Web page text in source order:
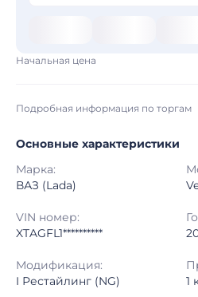
Начальная цена
Подробная информация по торгам
Начало торгов:
Конец торгов:
Тип аукциона:
Шаг торгов: 50
Основные характеристики
Марка:
ВАЗ (Lada)
VIN номер:
XTAGFL1**********
Модификация:
I Рестайлинг (NG)
1